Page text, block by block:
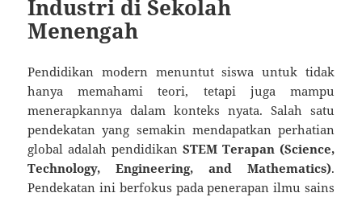
Industri di Sekolah
Menengah
Pendidikan modern menuntut siswa untuk tidak
hanya memahami teori, tetapi juga mampu
menerapkannya dalam konteks nyata. Salah satu
pendekatan yang semakin mendapatkan perhatian
global adalah pendidikan STEM Terapan (Science,
Technology, Engineering, and Mathematics).
Pendekatan ini berfokus pada penerapan ilmu sains